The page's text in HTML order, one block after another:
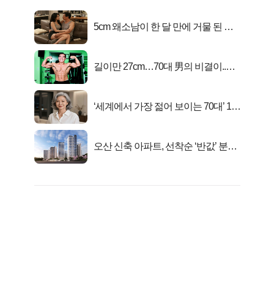
5cm 왜소남이 한 달 만에 거물 된 사
길이만 27cm…70대 男의 비결이..충
‘세계에서 가장 젊어 보이는 70대’ 1위
오산 신축 아파트, 선착순 ‘반값’ 분양